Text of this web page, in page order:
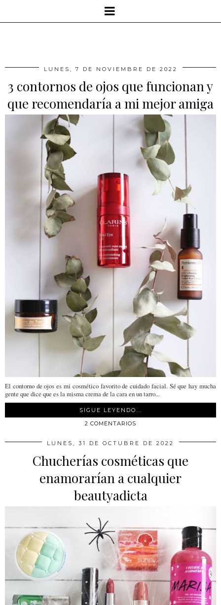
LUNES, 7 DE NOVIEMBRE DE 2022
3 contornos de ojos que funcionan y
que recomendaría a mi mejor amiga
El contorno de ojos es mi cosmético favorito de cuidado facial. Sé que hay mucha
gente que dice que es la misma crema de la cara en un tarro...
SIGUE LEYENDO...
2 COMENTARIOS
LUNES, 31 DE OCTUBRE DE 2022
Chucherías cosméticas que
enamorarían a cualquier
beautyadicta